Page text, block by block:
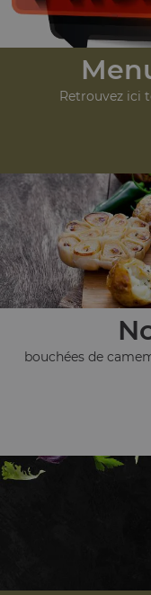
Retrouvez ici
bouchées de